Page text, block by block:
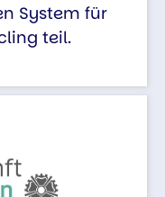
System für
teil.